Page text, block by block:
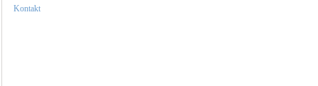
Kontakt